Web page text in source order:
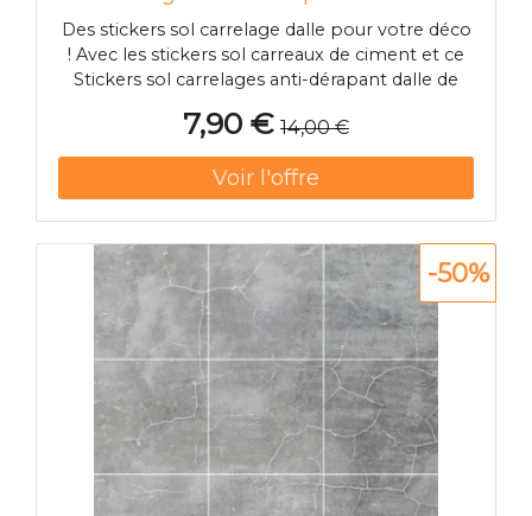
galets
Des stickers sol carrelage dalle pour votre déco
! Avec les stickers sol carreaux de ciment et ce
Stickers sol carrelages anti-dérapant dalle de
décoration de votre sol avec celle de vos murs !
Nos stickers sol carrelages & imitations
carrelage sont très fac
7,90 € 14,00 €
-50%